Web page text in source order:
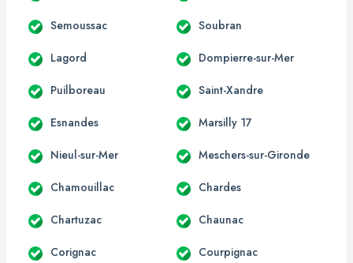
Semoussac Soubran
Lagord Dompierre-sur-Mer
Puilboreau Saint-Xandre
Esnandes Marsilly 17
Nieul-sur-Mer Meschers-sur-Gironde
Chamouillac Chardes
Chartuzac Chaunac
Corignac Courpignac